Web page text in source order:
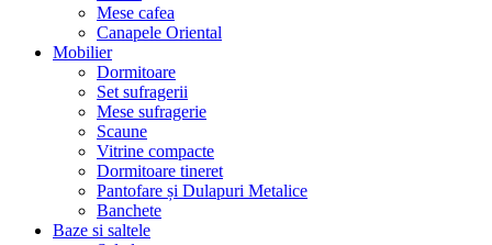
Mese cafea
Canapele Oriental
Mobilier
Dormitoare
Set sufragerii
Mese sufragerie
Scaune
Vitrine compacte
Dormitoare tineret
Pantofare și Dulapuri Metalice
Banchete
Baze si saltele